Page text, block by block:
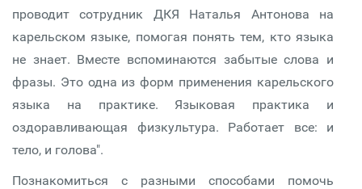
проводит сотрудник ДКЯ Наталья Антонова на
карельском языке, помогая понять тем, кто языка
не знает. Вместе вспоминаются забытые слова и
фразы. Это одна из форм применения карельского
языка на практике. Языковая практика и
оздоравливающая физкультура. Работает все: и
тело, и голова".
Познакомиться с разными способами помочь